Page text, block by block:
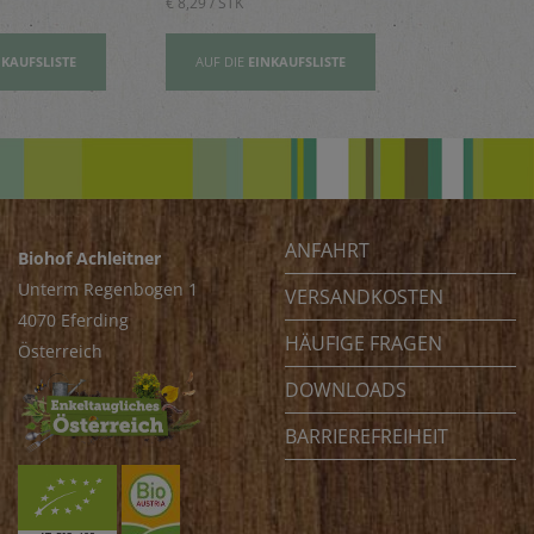
AUF DIE EINKAUFSLISTE
Biohof Achleitner
Unterm Regenbogen 1
4070 Eferding
Österreich
ANFAHRT
VERSANDKOSTEN
HÄUFIGE FRAGEN
DOWNLOADS
BARRIEREFREIHEIT